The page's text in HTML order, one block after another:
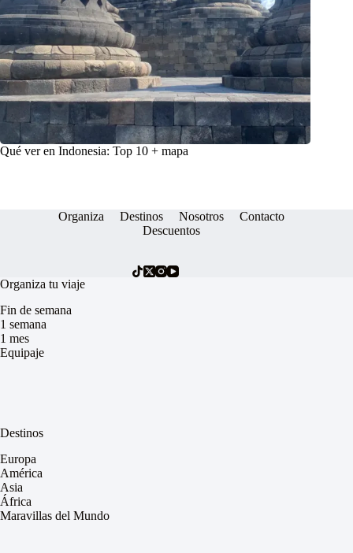
Qué ver en Indonesia: Top 10 + mapa
Organiza Destinos Nosotros
Contacto
Descuentos
Organiza tu viaje
Fin de semana
1 semana
1 mes
Equipaje
Destinos
Europa
América
Asia
África
Maravillas del Mundo